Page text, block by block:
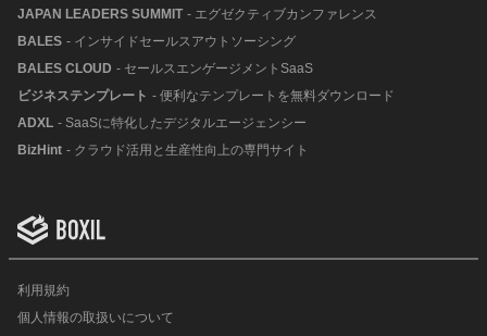
JAPAN LEADERS SUMMIT - エグゼクティブカンファレンス
BALES - インサイドセールスアウトソーシング
BALES CLOUD - セールスエンゲージメントSaaS
ビジネステンプレート - 便利なテンプレートを無料ダウンロード
ADXL - SaaSに特化したデジタルエージェンシー
BizHint - クラウド活用と生産性向上の専門サイト
利用規約
個人情報の取扱いについて